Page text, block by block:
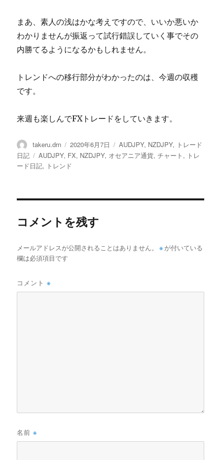
まあ、素人の浅はかな考えですので、いいか悪いか
わかりませんが振返って試行錯誤していく事でその
内勝てるようになるかもしれません。
トレンドへの移行部分がわかったのは、今週の収穫
です。
来週も楽しんでFXトレードをしていきます。
投
稿
者
takeru.drn
投
稿
日:
2020年6月7日
カ
テ
AUDJPY, NZDJPY, トレード
日記
タ
グ
AUDJPY, FX, NZDJPY, オセアニア通貨,チャート , トレ
ード日記, トレンド
コメントを残す
メールアドレスが公開されることはありません。 ※ が付いている
欄は必須項目です
コメント※
名前※